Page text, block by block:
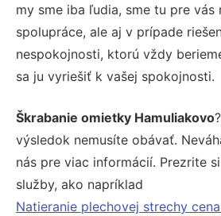
my sme iba ľudia, sme tu pre vás
spolupráce, ale aj v prípade
nespokojnosti, ktorú vždy
sa ju vyriešiť k vašej spokojnosti.
Škrabanie omietky Hamuliakovo
výsledok nemusíte obávať.
nás pre viac informácií. Prezrite
služby, ako napríklad
Natieranie plechovej strechy